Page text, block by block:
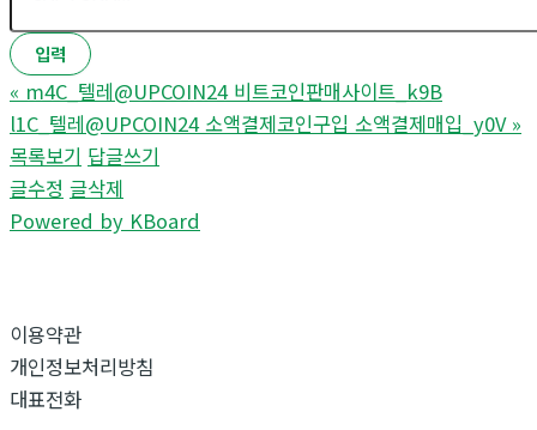
« m4C_텔레@UPCOIN24 비트코인판매사이트_k9B
l1C_텔레@UPCOIN24 소액결제코인구입 소액결제매입_y0V »
목록보기 답글쓰기
글수정 글삭제
Powered by KBoard
이용약관
개인정보처리방침
대표전화